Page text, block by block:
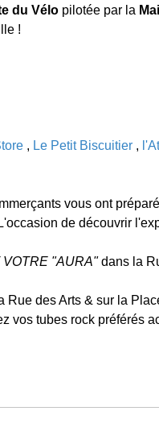
du Vélo pilotée par la
!
, Le Petit Biscuitier ,
vous ont
de découvrir
VOTRE "AURA"dans la
des Arts & sur la
vos tubes rock préférés